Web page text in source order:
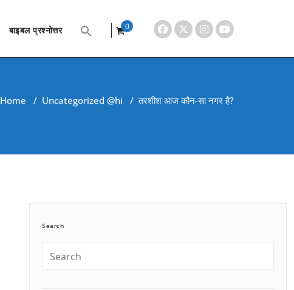
बाइबल प्रश्नोत्तर
0
Home / Uncategorized @hi /तरशीश आज कौन-सा नगर है?
Search